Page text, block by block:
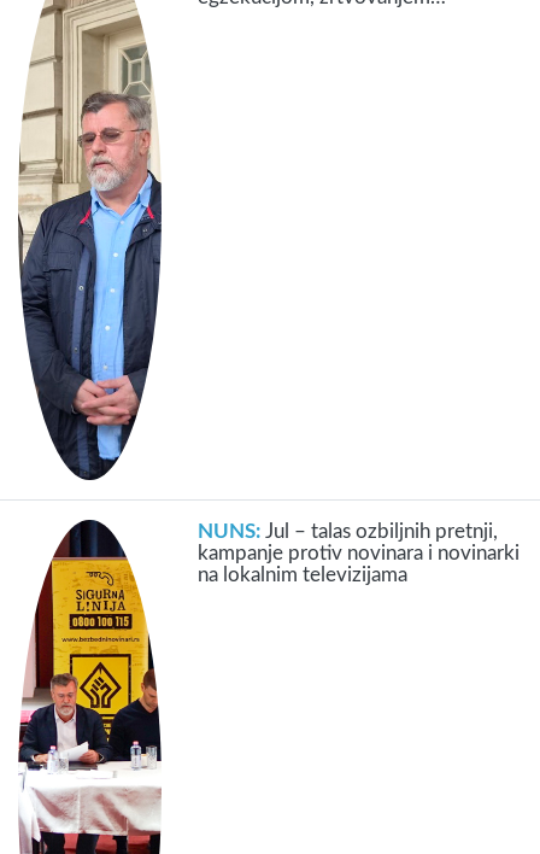
NUNS:Jul – talas ozbiljnih pretnji,
kampanje protiv novinara i novinarki
na lokalnim televizijama